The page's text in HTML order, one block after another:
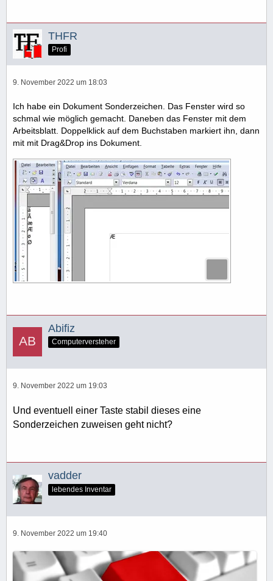
THFR
Profi
9. November 2022 um 18:03
Ich habe ein Dokument Sonderzeichen. Das Fenster wird so
schmal wie möglich gemacht. Daneben das Fenster mit dem
Arbeitsblatt. Doppelklick auf dem Buchstaben markiert ihn, dann
mit mit Drag&Drop ins Dokument.
Abifiz
Computerversteher
9. November 2022 um 19:03
Und eventuell einer Taste stabil dieses eine
Sonderzeichen zuweisen geht nicht?
vadder
lebendes Inventar
9. November 2022 um 19:40